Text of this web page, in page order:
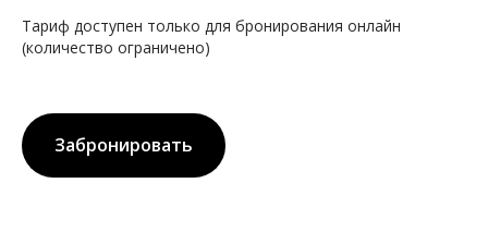
Тариф доступен только для бронирования онлайн
(количество ограничено)
Забронировать